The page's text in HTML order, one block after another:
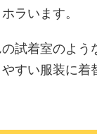
ラいます。
試着室のよう
すい服装に着